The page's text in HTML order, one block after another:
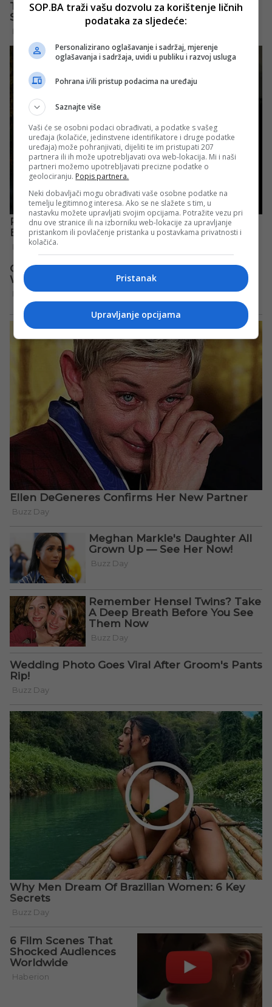
SOP.BA traži vašu dozvolu za korištenje ličnih
podataka za sljedeće:
Personalizirano oglašavanje i sadržaj, mjerenje
oglašavanja i sadržaja, uvidi u publiku i razvoj usluga
Pohrana i/ili pristup podacima na uređaju
Saznajte više
Vaši će se osobni podaci obrađivati, a podatke s vašeg
uređaja (kolačiće, jedinstvene identifikatore i druge podatke
uređaja) može pohranjivati, dijeliti te im pristupati 207
partnera ili ih može upotrebljavati ova web-lokacija. Mi i naši
partneri možemo upotrebljavati precizne podatke o
geolociranju. Popis partnera.
Neki dobavljači mogu obrađivati vaše osobne podatke na
temelju legitimnog interesa. Ako se ne slažete s tim, u
nastavku možete upravljati svojim opcijama. Potražite vezu pri
dnu ove stranice ili na izborniku web-lokacije za upravljanje
pristankom ili povlačenje pristanka u postavkama privatnosti i
kolačića.
Pristanak
Upravljanje opcijama